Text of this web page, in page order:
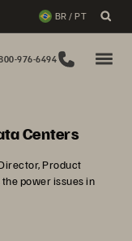
BR / PT
976-6494
Centers
Product
power issues in